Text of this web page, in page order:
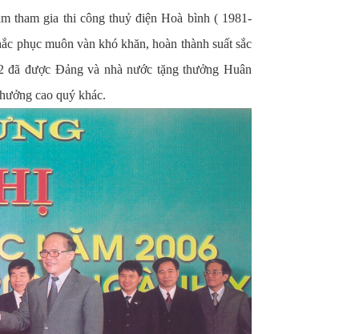
tham gia thi công thuỷ điện Hoà bình ( 1981-
phục muôn vàn khó khăn, hoàn thành suất sắc
đã được Đảng và nhà nước tặng thưởng Huân
cao quý khác.